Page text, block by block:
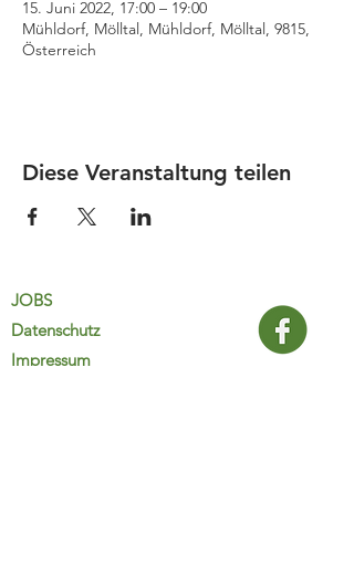
15. Juni 2022, 17:00 – 19:00
Mühldorf, Mölltal, Mühldorf, Mölltal, 9815,
Österreich
Diese Veranstaltung teilen
JOBS
Datenschutz
Impressum